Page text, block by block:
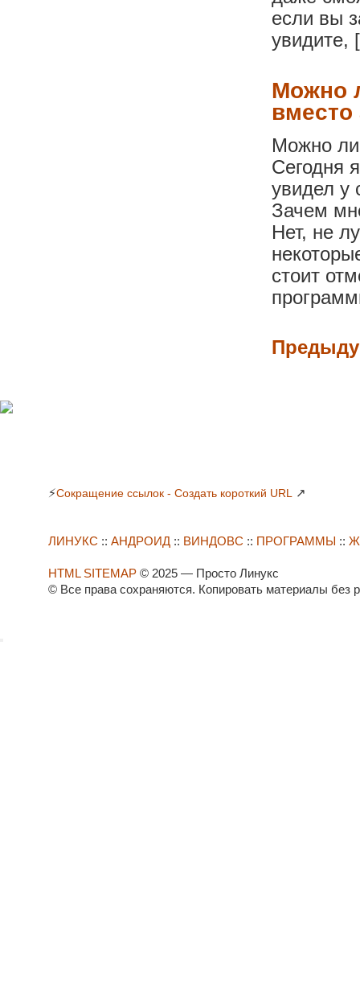
если вы
Можно
Можно ли
Сегодня
увидел у
Зачем
Нет, не
стоит
⚡Сокращение ссылок - Создать короткий URL ↗
ЛИНУКС :: АНДРОИД :: ВИНДОВС :: ПРОГРАММЫ ::
HTML SITEMAP © 2025 — Просто Линукс
© Все права сохраняются. Копировать материалы без